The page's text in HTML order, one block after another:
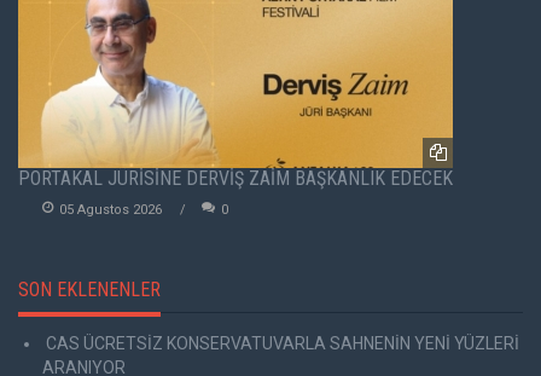
PORTAKAL JÜRİSİNE DERVİŞ ZAİM BAŞKANLIK EDECEK
05 Agustos 2026 0
SON EKLENENLER
CAS ÜCRETSİZ KONSERVATUVARLA SAHNENİN YENİ YÜZLERİ
ARANIYOR